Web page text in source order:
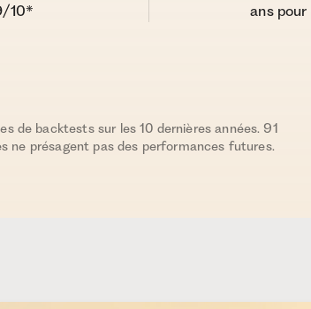
10*
ans
de backtests sur les 10 dernières années. 91
ne présagent pas des performances futures.